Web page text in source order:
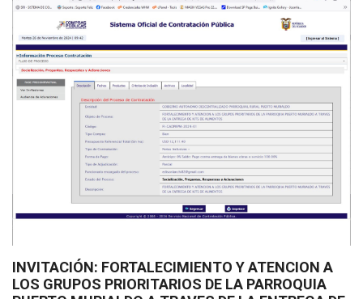
INVITACIÓN: FORTALECIMIENTO Y ATENCION A
LOS GRUPOS PRIORITARIOS DE LA PARROQUIA